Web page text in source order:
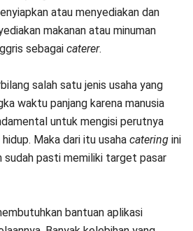
class="responsive-image-